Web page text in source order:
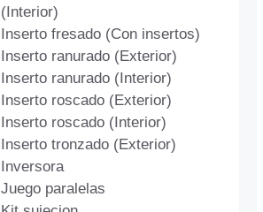
(Interior)
Inserto fresado (Con insertos)
Inserto ranurado (Exterior)
Inserto ranurado (Interior)
Inserto roscado (Exterior)
Inserto roscado (Interior)
Inserto tronzado (Exterior)
Inversora
Juego paralelas